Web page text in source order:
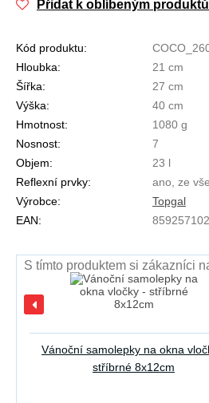
Přidat k oblíbeným
Kód produktu:
Hloubka:
21 cm
Šířka:
27 cm
Výška:
40 cm
Hmotnost:
1080 g
Nosnost:
7
Objem:
23 l
Reflexní prvky:
ano, ze
Výrobce:
Topgal
EAN:
S tímto produktem si zákazníci
Vánoční samolepky na okna
stříbrné 8x12cm